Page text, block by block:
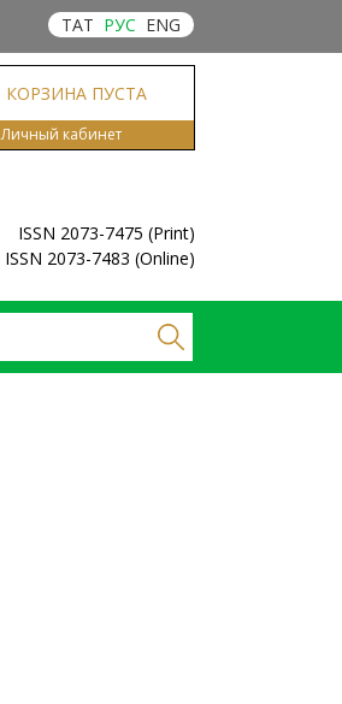
ТАТ РУС ENG
КОРЗИНА ПУСТА
Личный кабинет
ISSN 2073-7475 (Print)
ISSN 2073-7483 (Online)